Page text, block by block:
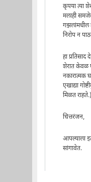
कृपया त्या
मलाही
गझलांमधील
निरोप न
हा
शेरात केवळ
नकारात्मक
एखाद्या
मिळत राहते.)
चित्तरंजन,
आपल्याला
सांगावेत.